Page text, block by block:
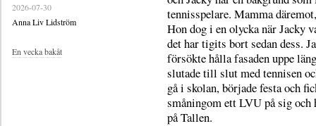
tennisspelare. Mamma
Hon dog i en olycka när Jacky
det har tigits bort sedan dess.
försökte hålla fasaden uppe
slutade till slut med tennisen
gå i skolan, började festa och
småningom ett LVU på sig och
på Tallen.
2026-07-30
Anna Liv Lidström
En vecka bakåt